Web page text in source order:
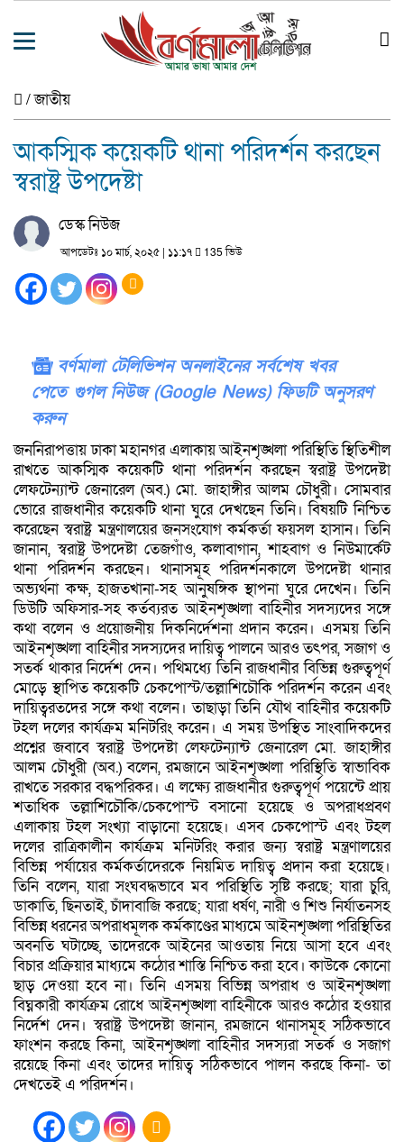
/জাতীয়
আকস্মিক কয়েকটি থানা পরিদর্শন করছেন
স্বরাষ্ট্র উপদেষ্টা
ডেস্ক নিউজ
আপডেটঃ ১০ মার্চ, ২০২৫ | ১১:১৭ 135 ভিউ
বর্ণমালা টেলিভিশন অনলাইনের সর্বশেষ খবর
পেতে গুগল নিউজ (Google News) ফিডটি অনুসরণ
করুন
জননিরাপত্তায় ঢাকা মহানগর এলাকায় আইনশৃঙ্খলা পরিস্থিতি স্থিতিশীল
রাখতে আকস্মিক কয়েকটি থানা পরিদর্শন করছেন স্বরাষ্ট্র উপদেষ্টা
লেফটেন্যান্ট জেনারেল (অব.) মো. জাহাঙ্গীর আলম চৌধুরী। সোমবার
ভোরে রাজধানীর কয়েকটি থানা ঘুরে দেখছেন তিনি। বিষয়টি নিশ্চিত
করেছেন স্বরাষ্ট্র মন্ত্রণালয়ের জনসংযোগ কর্মকর্তা ফয়সল হাসান। তিনি
জানান, স্বরাষ্ট্র উপদেষ্টা তেজগাঁও, কলাবাগান, শাহবাগ ও নিউমার্কেট
থানা পরিদর্শন করছেন। থানাসমূহ পরিদর্শনকালে উপদেষ্টা থানার
অভ্যর্থনা কক্ষ, হাজতখানা-সহ আনুষঙ্গিক স্থাপনা ঘুরে দেখেন। তিনি
ডিউটি অফিসার-সহ কর্তব্যরত আইনশৃঙ্খলা বাহিনীর সদস্যদের সঙ্গে
কথা বলেন ও প্রয়োজনীয় দিকনির্দেশনা প্রদান করেন। এসময় তিনি
আইনশৃঙ্খলা বাহিনীর সদস্যদের দায়িত্ব পালনে আরও তৎপর, সজাগ ও
সতর্ক থাকার নির্দেশ দেন। পথিমধ্যে তিনি রাজধানীর বিভিন্ন গুরুত্বপূর্ণ
মোড়ে স্থাপিত কয়েকটি চেকপোস্ট/তল্লাশিচৌকি পরিদর্শন করেন এবং
দায়িত্বরতদের সঙ্গে কথা বলেন। তাছাড়া তিনি যৌথ বাহিনীর কয়েকটি
টহল দলের কার্যক্রম মনিটরিং করেন। এ সময় উপস্থিত সাংবাদিকদের
প্রশ্নের জবাবে স্বরাষ্ট্র উপদেষ্টা লেফটেন্যান্ট জেনারেল মো. জাহাঙ্গীর
আলম চৌধুরী (অব.) বলেন, রমজানে আইনশৃঙ্খলা পরিস্থিতি স্বাভাবিক
রাখতে সরকার বদ্ধপরিকর। এ লক্ষ্যে রাজধানীর গুরুত্বপূর্ণ পয়েন্টে প্রায়
শতাধিক তল্লাশিচৌকি/চেকপোস্ট বসানো হয়েছে ও অপরাধপ্রবণ
এলাকায় টহল সংখ্যা বাড়ানো হয়েছে। এসব চেকপোস্ট এবং টহল
দলের রাত্রিকালীন কার্যক্রম মনিটরিং করার জন্য স্বরাষ্ট্র মন্ত্রণালয়ের
বিভিন্ন পর্যায়ের কর্মকর্তাদেরকে নিয়মিত দায়িত্ব প্রদান করা হয়েছে।
তিনি বলেন, যারা সংঘবদ্ধভাবে মব পরিস্থিতি সৃষ্টি করছে; যারা চুরি,
ডাকাতি, ছিনতাই, চাঁদাবাজি করছে; যারা ধর্ষণ, নারী ও শিশু নির্যাতনসহ
বিভিন্ন ধরনের অপরাধমূলক কর্মকাণ্ডের মাধ্যমে আইনশৃঙ্খলা পরিস্থিতির
অবনতি ঘটাচ্ছে, তাদেরকে আইনের আওতায় নিয়ে আসা হবে এবং
বিচার প্রক্রিয়ার মাধ্যমে কঠোর শাস্তি নিশ্চিত করা হবে। কাউকে কোনো
ছাড় দেওয়া হবে না। তিনি এসময় বিভিন্ন অপরাধ ও আইনশৃঙ্খলা
বিঘ্নকারী কার্যক্রম রোধে আইনশৃঙ্খলা বাহিনীকে আরও কঠোর হওয়ার
নির্দেশ দেন। স্বরাষ্ট্র উপদেষ্টা জানান, রমজানে থানাসমূহ সঠিকভাবে
ফাংশন করছে কিনা, আইনশৃঙ্খলা বাহিনীর সদস্যরা সতর্ক ও সজাগ
রয়েছে কিনা এবং তাদের দায়িত্ব সঠিকভাবে পালন করছে কিনা- তা
দেখতেই এ পরিদর্শন।